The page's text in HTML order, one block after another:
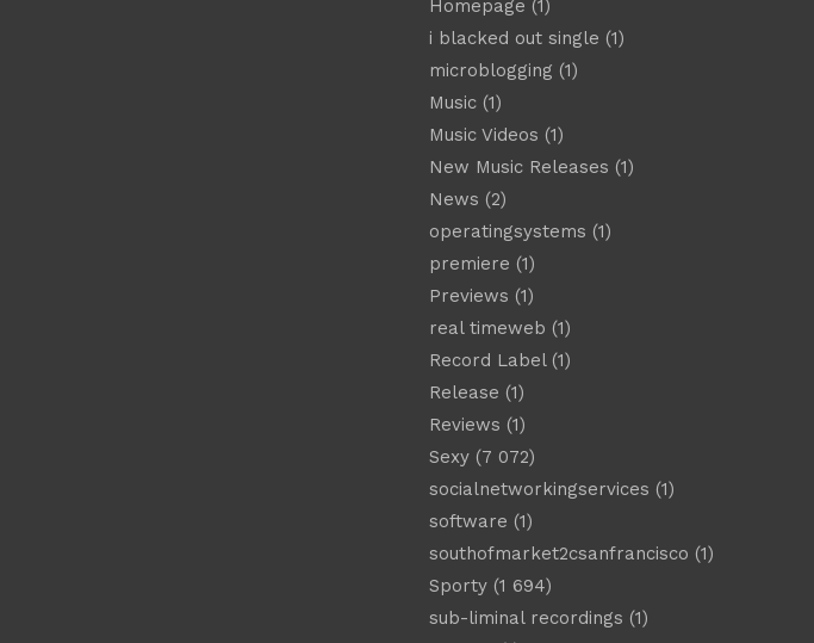
Homepage (1)
i blacked out single (1)
microblogging (1)
Music(1)
Music Videos (1)
New Music Releases (1)
News (2)
operatingsystems (1)
premiere (1)
Previews (1)
real timeweb (1)
Record Label(1)
Release (1)
Reviews (1)
Sexy(7 072)
socialnetworkingservices (1)
software (1)
southofmarket2csanfrancisco (1)
Sporty(1 694)
sub-liminal recordings (1)